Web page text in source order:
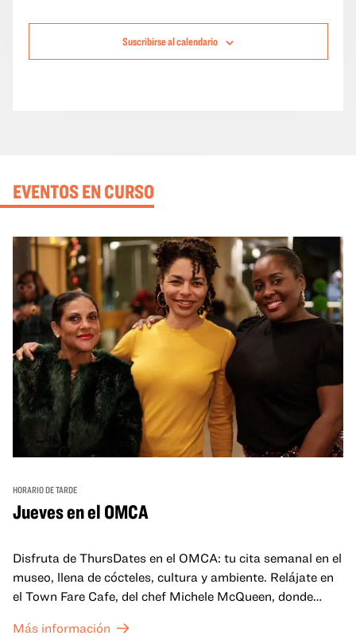
Suscribirse al calendario
EVENTOS EN CURSO
HORARIO DE TARDE
Jueves en el OMCA
Disfruta de ThursDates en el OMCA: tu cita semanal en el
museo, llena de cócteles, cultura y ambiente. Relájate en
el Town Fare Cafe, del chef Michele McQueen, donde
fondo, o explora las galerías, que cobran vida por la noche
Más información